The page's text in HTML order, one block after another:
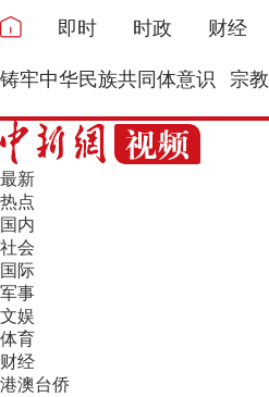
即时 时政 财经
铸牢中华民族共同体意识 宗教
最新
热点
国内
社会
国际
军事
文娱
体育
财经
港澳台侨